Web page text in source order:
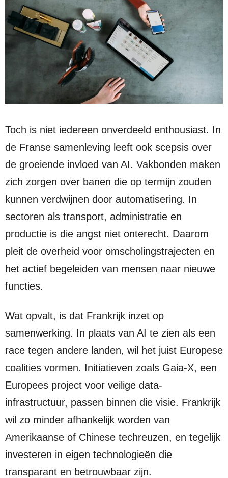
Toch is niet iedereen onverdeeld enthousiast. In
de Franse samenleving leeft ook scepsis over
de groeiende invloed van AI. Vakbonden maken
zich zorgen over banen die op termijn zouden
kunnen verdwijnen door automatisering. In
sectoren als transport, administratie en
productie is die angst niet onterecht. Daarom
pleit de overheid voor omscholingstrajecten en
het actief begeleiden van mensen naar nieuwe
functies.
Wat opvalt, is dat Frankrijk inzet op
samenwerking. In plaats van AI te zien als een
race tegen andere landen, wil het juist Europese
coalities vormen. Initiatieven zoals Gaia-X, een
Europees project voor veilige data-
infrastructuur, passen binnen die visie. Frankrijk
wil zo minder afhankelijk worden van
Amerikaanse of Chinese techreuzen, en tegelijk
investeren in eigen technologieën die
transparant en betrouwbaar zijn.